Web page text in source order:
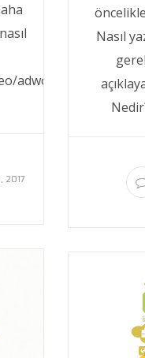
Nasıl
adwords-
2017